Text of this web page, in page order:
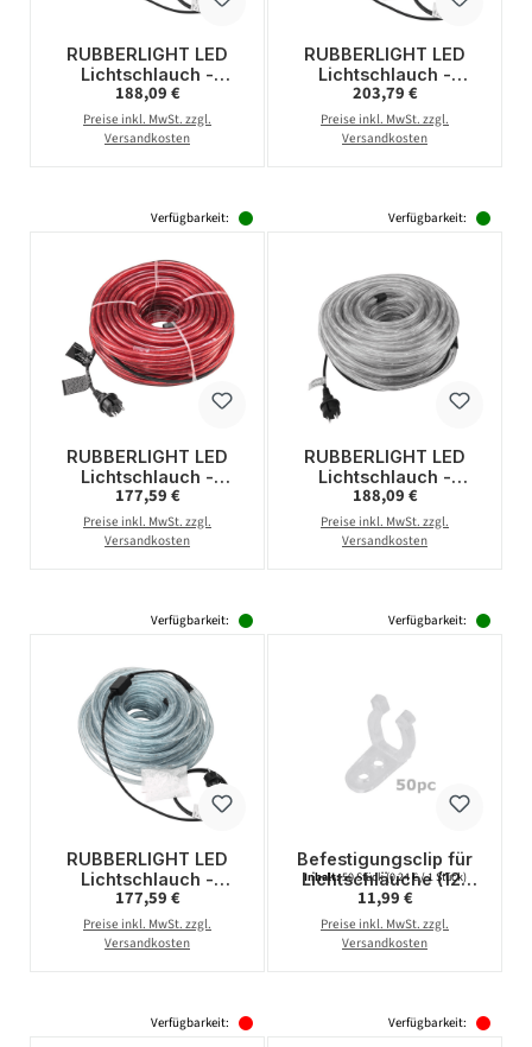
RUBBERLIGHT LED
Lichtschlauch -
Outdoor - RL1 - 1056
LED - 44m -
anschlussfertig -
Regulärer Preis:
188,09 €
Preise inkl. MwSt. zzgl.
Versandkosten
RUBBERLIGHT LED
Lichtschlauch -
Outdoor - RL1 - 1056
LED - 44m -
anschlussfertig -
Regulärer Preis:
203,79 €
Preise inkl. MwSt. zzgl.
Versandkosten
Verfügbarkeit:
RUBBERLIGHT LED
Lichtschlauch -
Outdoor - RL1 - 1056
LED - 44m -
anschlussfertig - rot
Regulärer Preis:
177,59 €
Preise inkl. MwSt. zzgl.
Versandkosten
Verfügbarkeit:
RUBBERLIGHT LED
Lichtschlauch -
Outdoor - RL1 - 1056
LED - 44m -
anschlussfertig - blau
Regulärer Preis:
188,09 €
Preise inkl. MwSt. zzgl.
Versandkosten
Verfügbarkeit:
RUBBERLIGHT LED
Lichtschlauch -
Outdoor - RL1 - 1056
LED - 44m -
anschlussfertig - gelb
Regulärer Preis:
177,59 €
Preise inkl. MwSt. zzgl.
Versandkosten
Verfügbarkeit:
Befestigungsclip für
Lichtschläuche (12-
13mm) - 50 Stück-
transparent
Inhalt:50 Stück(0,24 € / 1 Stück)
Regulärer Preis:
11,99 €
Preise inkl. MwSt. zzgl.
Versandkosten
Verfügbarkeit: Verfügbarkeit: